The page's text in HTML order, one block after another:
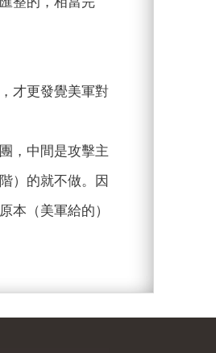
才更發覺美軍對
，中間是攻擊主
）的就不做。因
本（美軍給的）